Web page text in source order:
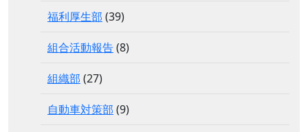
福利厚生部 (39)
組合活動報告(8)
組織部 (27)
自動車対策部 (9)